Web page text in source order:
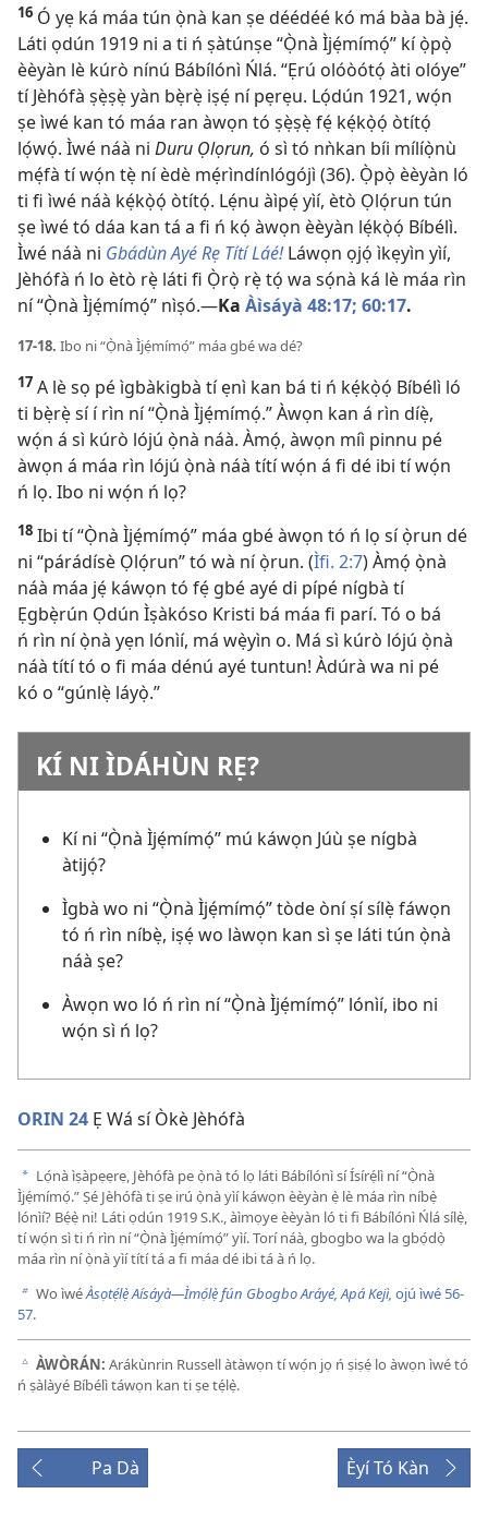
16 Ó yẹ ká máa tún ọ̀nà kan ṣe déédéé kó má bàa bà jẹ́.
Láti ọdún 1919 ni a ti ń ṣàtúnṣe “Ọ̀nà Ìjẹ́mímọ́” kí ọ̀pọ̀
èèyàn lè kúrò nínú Bábílónì Ńlá. “Ẹrú olóòótọ́ àti olóye”
tí Jèhófà ṣẹ̀ṣẹ̀ yàn bẹ̀rẹ̀ iṣẹ́ ní pẹrẹu. Lọ́dún 1921, wọ́n
ṣe ìwé kan tó máa ran àwọn tó ṣẹ̀ṣẹ̀ fẹ́ kẹ́kọ̀ọ́ òtítọ́
lọ́wọ́. Ìwé náà ni Duru Ọlọrun, ó sì tó nǹkan bíi mílíọ̀nù
mẹ́fà tí wọ́n tẹ̀ ní èdè mẹ́rìndínlógójì (36). Ọ̀pọ̀ èèyàn ló
ti fi ìwé náà kẹ́kọ̀ọ́ òtítọ́. Lẹ́nu àìpẹ́ yìí, ètò Ọlọ́run tún
ṣe ìwé tó dáa kan tá a fi ń kọ́ àwọn èèyàn lẹ́kọ̀ọ́ Bíbélì.
Ìwé náà ni Gbádùn Ayé Rẹ Títí Láé!Láwọn ọjọ́ ìkẹyìn yìí,
Jèhófà ń lo ètò rẹ̀ láti fi Ọ̀rọ̀ rẹ̀ tọ́ wa sọ́nà ká lè máa rìn
ní “Ọ̀nà Ìjẹ́mímọ́” nìṣó.​—Ka Àìsáyà 48:17; 60:17.
17-18. Ibo ni “Ọ̀nà Ìjẹ́mímọ́” máa gbé wa dé?
17 A lè sọ pé ìgbàkigbà tí ẹnì kan bá ti ń kẹ́kọ̀ọ́ Bíbélì ló
ti bẹ̀rẹ̀ sí í rìn ní “Ọ̀nà Ìjẹ́mímọ́.” Àwọn kan á rìn díẹ̀,
wọ́n á sì kúrò lójú ọ̀nà náà. Àmọ́, àwọn míì pinnu pé
àwọn á máa rìn lójú ọ̀nà náà títí wọ́n á fi dé ibi tí wọ́n
ń lọ. Ibo ni wọ́n ń lọ?
18 Ibi tí “Ọ̀nà Ìjẹ́mímọ́” máa gbé àwọn tó ń lọ sí ọ̀run dé
ni “párádísè Ọlọ́run” tó wà ní ọ̀run. (Ìfi. 2:7) Àmọ́ ọ̀nà
náà máa jẹ́ káwọn tó fẹ́ gbé ayé di pípé nígbà tí
Ẹgbẹ̀rún Ọdún Ìṣàkóso Kristi bá máa fi parí. Tó o bá
ń rìn ní ọ̀nà yẹn lónìí, má wẹ̀yìn o. Má sì kúrò lójú ọ̀nà
náà títí tó o fi máa dénú ayé tuntun! Àdúrà wa ni pé
kó o “gúnlẹ̀ láyọ̀.”
KÍ NI ÌDÁHÙN RẸ?
Kí ni “Ọ̀nà Ìjẹ́mímọ́” mú káwọn Júù ṣe nígbà
àtijọ́?
Ìgbà wo ni “Ọ̀nà Ìjẹ́mímọ́” tòde òní ṣí sílẹ̀ fáwọn
tó ń rìn níbẹ̀, iṣẹ́ wo làwọn kan sì ṣe láti tún ọ̀nà
náà ṣe?
Àwọn wo ló ń rìn ní “Ọ̀nà Ìjẹ́mímọ́” lónìí, ibo ni
wọ́n sì ń lọ?
ORIN 24 Ẹ Wá sí Òkè Jèhófà
a Lọ́nà ìṣàpẹẹrẹ, Jèhófà pe ọ̀nà tó lọ láti Bábílónì sí Ísírẹ́lì ní “Ọ̀nà
Ìjẹ́mímọ́.” Ṣé Jèhófà ti ṣe irú ọ̀nà yìí káwọn èèyàn ẹ̀ lè máa rìn níbẹ̀
lónìí? Bẹ́ẹ̀ ni! Láti ọdún 1919 S.K., àìmọye èèyàn ló ti fi Bábílónì Ńlá sílẹ̀,
tí wọ́n sì ti ń rìn ní “Ọ̀nà Ìjẹ́mímọ́” yìí. Torí náà, gbogbo wa la gbọ́dọ̀
máa rìn ní ọ̀nà yìí títí tá a fi máa dé ibi tá à ń lọ.
b Wo ìwéÀsọtẹ́lẹ̀ Aísáyà​—Ìmọ́lẹ̀ fún Gbogbo Aráyé, Apá Kejì, ojú ìwé 56-
57.
c ÀWÒRÁN: Arákùnrin Russell àtàwọn tí wọ́n jọ ń ṣiṣẹ́ lo àwọn ìwé tó
ń ṣàlàyé Bíbélì táwọn kan ti ṣe tẹ́lẹ̀.
Pa Dà Èyí Tó Kàn